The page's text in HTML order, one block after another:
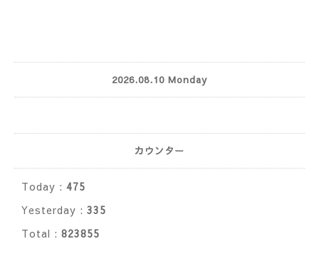
2026.08.10 Monday
カウンター
Today : 475
Yesterday : 335
Total : 823855